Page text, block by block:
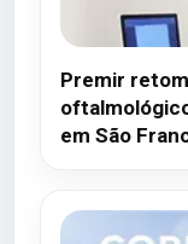
Premir
em São